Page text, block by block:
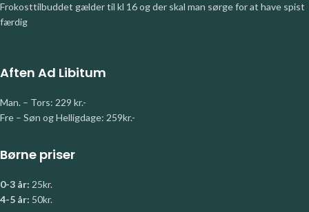
Frokosttilbuddet gælder til kl 16 og der skal man sørge for at have spist
færdig
Aften Ad Libitum
Man. – Tors: 229 kr.-
Fre – Søn og Helligdage: 259kr.-
Børne priser
0-3 år: 25kr.
4-5 år: 50kr.